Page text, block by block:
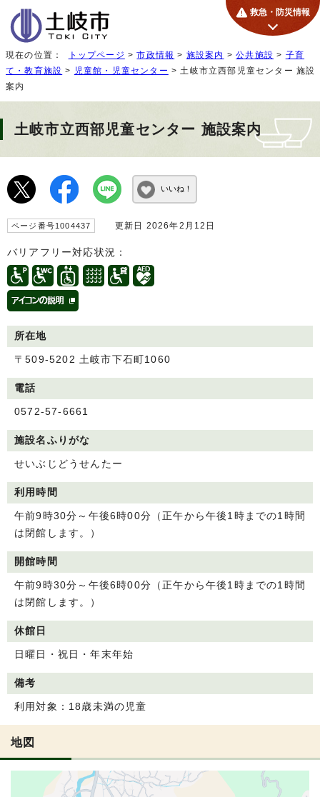
救急・防災情報
現在の位置： トップページ >市政情報 > 施設案内 >公共施設 > 子育
て・教育施設 > 児童館・児童センター > 土岐市立西部児童センター 施設
案内
土岐市立西部児童センター 施設案内
いいね！
ページ番号1004437 更新日 2026年2月12日
バリアフリー対応状況：
所在地
〒509-5202 土岐市下石町1060
電話
0572-57-6661
施設名ふりがな
せいぶじどうせんたー
利用時間
午前9時30分～午後6時00分（正午から午後1時までの1時間
は閉館します。）
開館時間
午前9時30分～午後6時00分（正午から午後1時までの1時間
は閉館します。）
休館日
日曜日・祝日・年末年始
備考
利用対象：18歳未満の児童
地図